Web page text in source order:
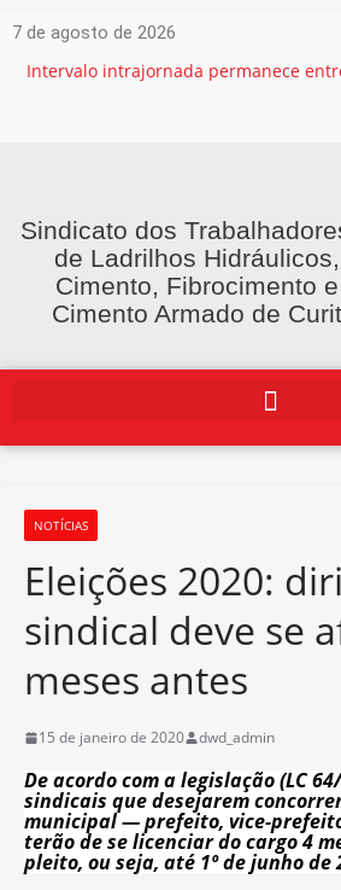
7 de agosto de 2026
Sindicato dos
de Ladrilhos
Cimento, Fibrocimento
Cimento Armado de
NOTÍCIAS
Eleições 2020:
sindical deve se
meses antes
15 de janeiro de 2020 dwd_admin
De acordo com a legislação (LC
sindicais que desejarem
municipal — prefeito, vice-
terão de se licenciar do cargo 4
pleito, ou seja, até 1º de junho de